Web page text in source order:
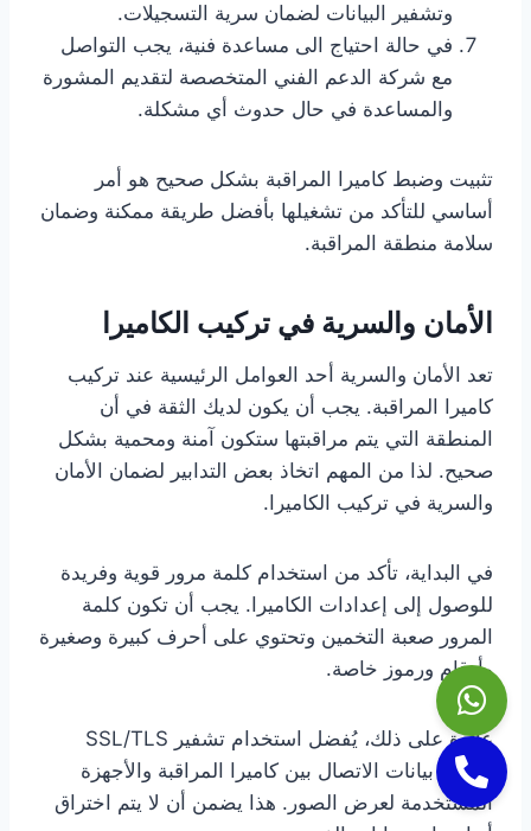
وتشفير البيانات لضمان سرية التسجيلات.
في حالة احتياج الى مساعدة فنية، يجب التواصل
مع شركة الدعم الفني المتخصصة لتقديم المشورة
والمساعدة في حال حدوث أي مشكلة.
تثبيت وضبط كاميرا المراقبة بشكل صحيح هو أمر
أساسي للتأكد من تشغيلها بأفضل طريقة ممكنة وضمان
سلامة منطقة المراقبة.
الأمان والسرية في تركيب الكاميرا
تعد الأمان والسرية أحد العوامل الرئيسية عند تركيب
كاميرا المراقبة. يجب أن يكون لديك الثقة في أن
المنطقة التي يتم مراقبتها ستكون آمنة ومحمية بشكل
صحيح. لذا من المهم اتخاذ بعض التدابير لضمان الأمان
والسرية في تركيب الكاميرا.
في البداية، تأكد من استخدام كلمة مرور قوية وفريدة
للوصول إلى إعدادات الكاميرا. يجب أن تكون كلمة
المرور صعبة التخمين وتحتوي على أحرف كبيرة وصغيرة
وأرقام ورموز خاصة.
علاوة على ذلك، يُفضل استخدام تشفير SSL/TLS
لحماية بيانات الاتصال بين كاميرا المراقبة والأجهزة
المستخدمة لعرض الصور. هذا يضمن أن لا يتم اختراق